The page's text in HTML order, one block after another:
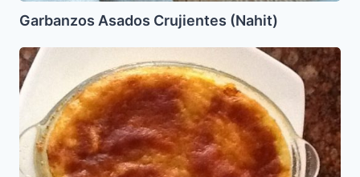
Garbanzos Asados Crujientes (Nahit)
Chayotas
con
queso